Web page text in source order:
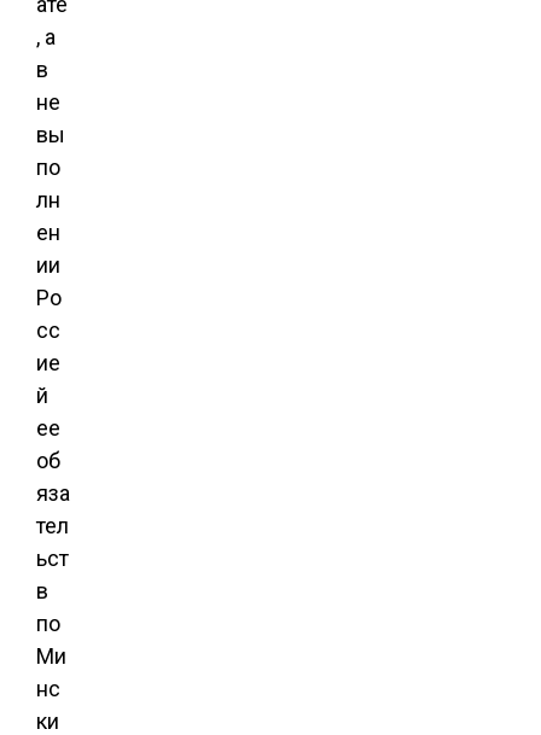
, а
в
не
вы
по
лн
ен
ии
Ро
сс
ие
й
ее
об
яза
тел
ьст
в
по
Ми
нс
ки